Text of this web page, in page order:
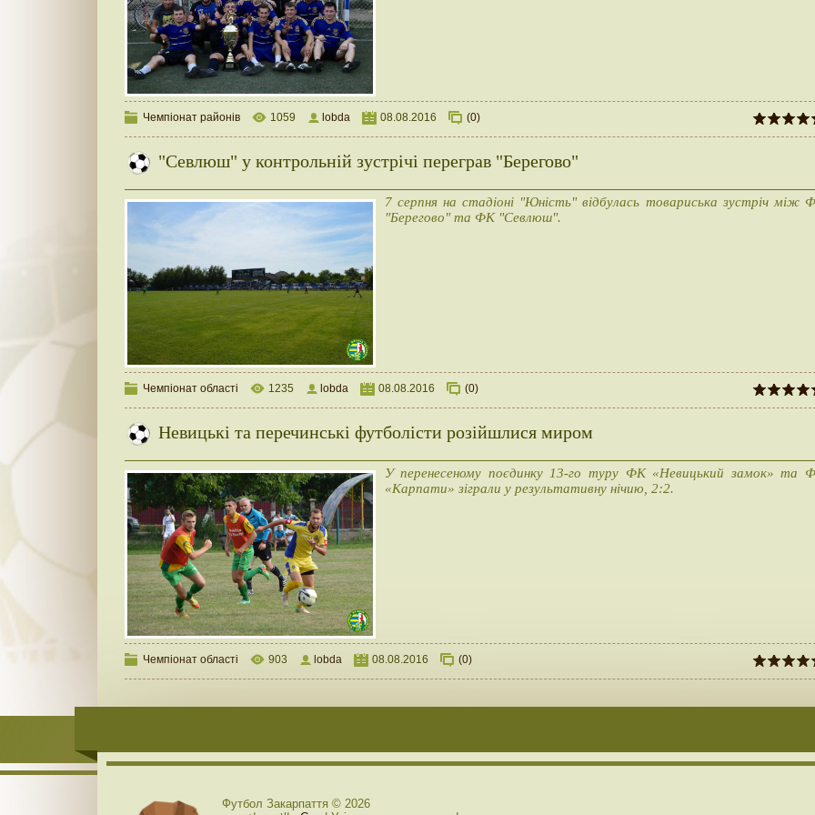
Чемпіонат районів 1059 lobda 08.08.2016 (0)
"Севлюш" у контрольній зустрічі переграв "Берегово"
7 серпня на стадіоні "Юність" відбулась товариська зустріч між
"Берегово" та ФК "Севлюш".
Чемпіонат області 1235 lobda 08.08.2016 (0)
Невицькі та перечинські футболісти розійшлися миром
У перенесеному поєдинку 13-го туру ФК «Невицький замок» та
«Карпати» зіграли у результативну нічию, 2:2.
Чемпіонат області 903 lobda 08.08.2016 (0)
Футбол Закарпаття © 2026